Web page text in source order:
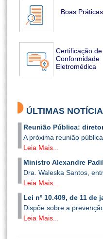
Boas Práticas
Certificação de
Conformidade
Eletromédica
ÚLTIMAS
Reunião Pública:
A próxima reunião
Leia Mais...
Ministro Alexandre
Dra. Waleska Santos,
Leia Mais...
Lei nº 10.409, de 11 de
Dispõe sobre a
Leia Mais...